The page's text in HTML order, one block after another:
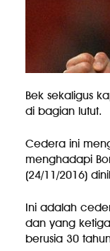
Bek sekaligus
di bagian lutut.
Cedera ini
menghadapi
(24/11/2016)
Ini adalah
dan yang
berusia 30